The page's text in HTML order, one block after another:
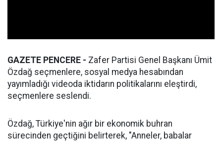
GAZETE PENCERE - Zafer Partisi Genel Başkanı Ümit
Özdağ seçmenlere, sosyal medya hesabından
yayımladığı videoda iktidarın politikalarını eleştirdi,
seçmenlere seslendi.
Özdağ, Türkiye'nin ağır bir ekonomik buhran
sürecinden geçtiğini belirterek, "Anneler, babalar